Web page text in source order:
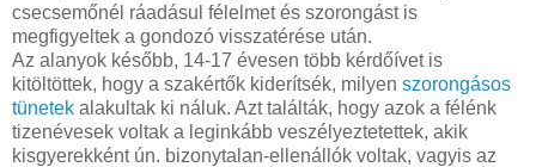
csecsemőnél ráadásul félelmet és szorongást is
megfigyeltek a gondozó visszatérése után.
Az alanyok később, 14-17 évesen több kérdőívet is
kitöltöttek, hogy a szakértők kiderítsék, milyen szorongásos
tünetek alakultak ki náluk. Azt találták, hogy azok a félénk
tizenévesek voltak a leginkább veszélyeztetettek, akik
kisgyerekként ún. bizonytalan-ellenállók voltak, vagyis az